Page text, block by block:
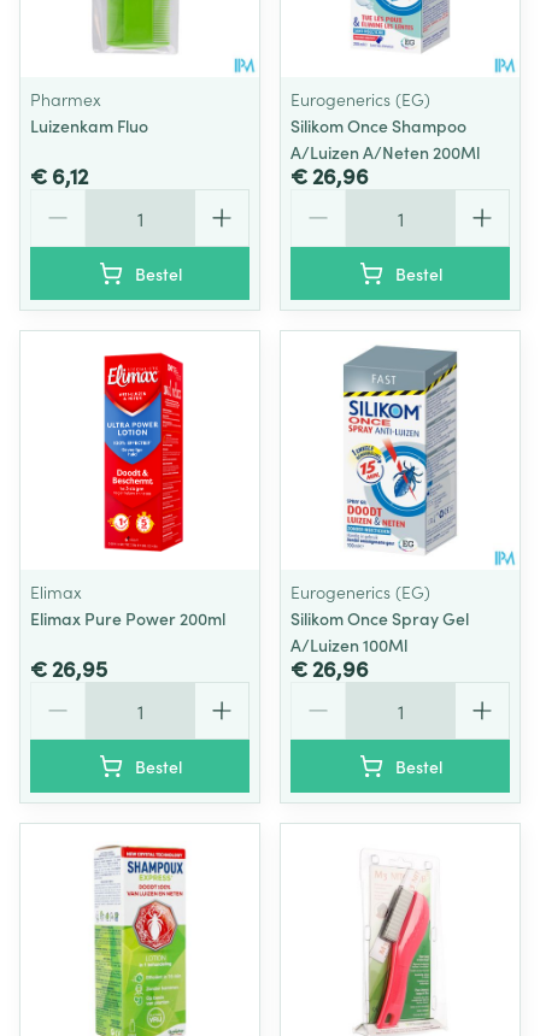
Pharmex
Luizenkam Fluo
€ 6,12
Bestel
Eurogenerics (EG)
Silikom Once Shampoo
A/Luizen A/Neten 200Ml
€ 26,96
Bestel
Elimax
Elimax Pure Power 200ml
€ 26,95
Bestel
Eurogenerics (EG)
Silikom Once Spray Gel
A/Luizen 100Ml
€ 26,96
Bestel